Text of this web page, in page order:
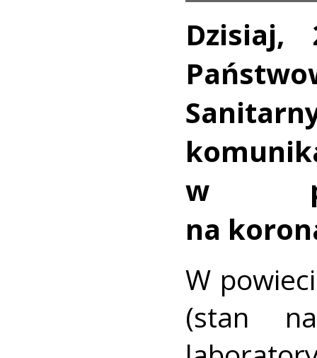
w
na
W
(stan